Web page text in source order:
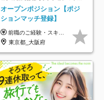
オープンポジション【ポジ
ションマッチ登録】
前職のご経験・スキル等を考慮して決定します。
東京都_大阪府